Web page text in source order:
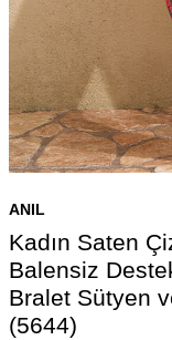
ANIL
Kadın Saten
Balensiz
Bralet Sütyen
(5644)